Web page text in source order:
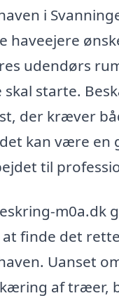
i
haveejere
udendørs
skal starte.
der kræver
kan være en
til
m0a.dk
finde det
Uanset
af træer,